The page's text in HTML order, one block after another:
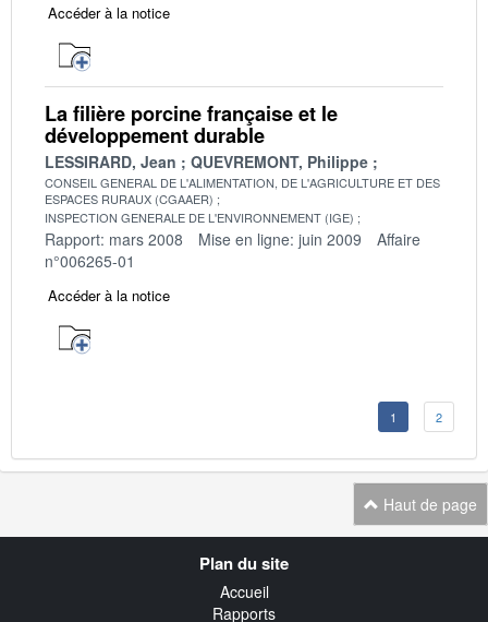
Accéder à la notice
La filière porcine française et le
développement durable
LESSIRARD, Jean QUEVREMONT, Philippe
CONSEIL GENERAL DE L'ALIMENTATION, DE L'AGRICULTURE ET DES
ESPACES RURAUX (CGAAER)
INSPECTION GENERALE DE L'ENVIRONNEMENT (IGE)
Rapport: mars 2008 Mise en ligne: juin 2009
Affaire
n°006265-01
Accéder à la notice
1 2
Haut de page
Plan du site
Accueil
Rapports